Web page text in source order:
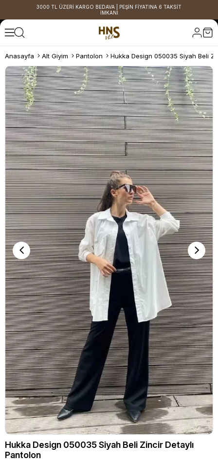
3000 TL ÜZERİ KARGO BEDAVA | PEŞİN FİYATINA 6 TAKSİT
İMKANI
Anasayfa Alt Giyim Pantolon
Hukka Design 050035 Siyah Beli Zincir Detaylı
Pantolon